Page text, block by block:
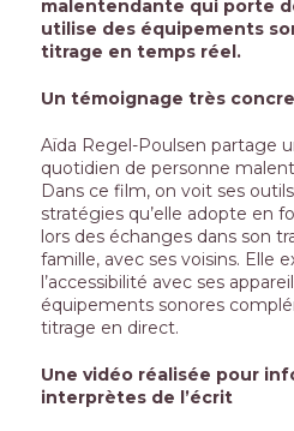
malentendante qui porte
utilise des équipements
titrage en temps réel.
Un témoignage très
Aïda Regel-Poulsen partage
quotidien de personne
Dans ce film, on voit ses
stratégies qu’elle adopte en
lors des échanges dans son
famille, avec ses voisins. Elle
l’accessibilité avec ses
équipements sonores
titrage en direct.
Une vidéo réalisée pour
interprètes de l’écrit